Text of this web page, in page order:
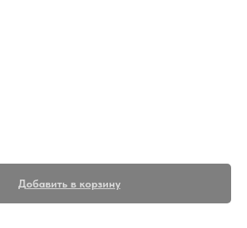
Добавить в корзину